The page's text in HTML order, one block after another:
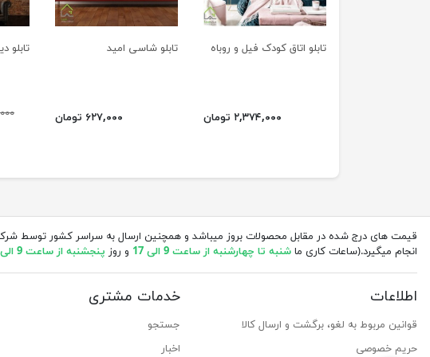
تابلو اتاق کودک فیل و روباه
۲,۳۷۴,۰۰۰ تومان
تابلو شاسی امید
۶۲۷,۰۰۰ تومان
تابلو
قیمت های درج شده در مقابل محصولات بروز میباشد و همچنین ارسال به سراسر کشور توسط
انجام میگیرد.(ساعات کاری ما شنبه تا چهارشنبه از ساعت 9 الی 17 و روز پنجشنبه از ساعت 9 الی 12:30
اطلاعات
قوانین مربوط به لغو، برگشت و ارسال کالا
حریم خصوصی
خدمات مشتری
جستجو
اخبار